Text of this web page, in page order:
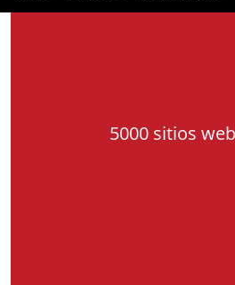
5000 sitios